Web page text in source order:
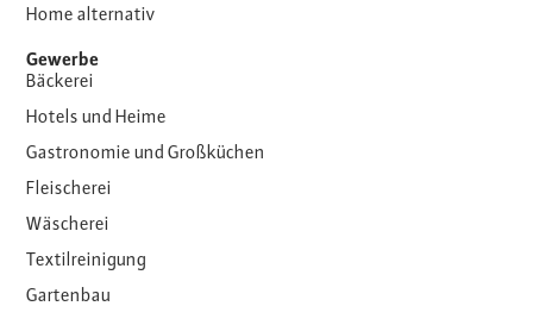
Home alternativ
Gewerbe
Bäckerei
Hotels und Heime
Gastronomie und Großküchen
Fleischerei
Wäscherei
Textilreinigung
Gartenbau